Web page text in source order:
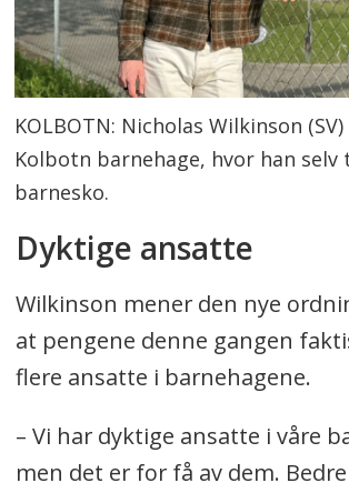
KOLBOTN: Nicholas Wilkinson
Kolbotn barnehage, hvor han selv
barnesko.
Dyktige ansatte
Wilkinson mener den nye
at pengene denne gangen
flere ansatte i barnehagene.
– Vi har dyktige ansatte i våre
men det er for få av dem.